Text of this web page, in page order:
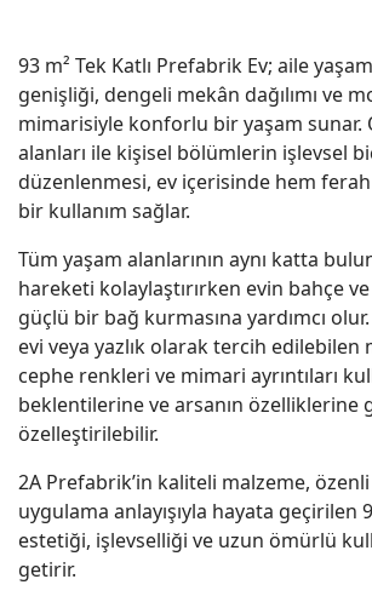
93 m² Tek Katlı Prefabrik Ev; aile
genişliği, dengeli mekân dağılımı ve
mimarisiyle konforlu bir yaşam sunar.
alanları ile kişisel bölümlerin işlevsel
düzenlenmesi, ev içerisinde hem
bir kullanım sağlar.
Tüm yaşam alanlarının aynı katta
hareketi kolaylaştırırken evin bahçe
güçlü bir bağ kurmasına yardımcı
evi veya yazlık olarak tercih edilebilen
cephe renkleri ve mimari ayrıntıları
beklentilerine ve arsanın özelliklerine
özelleştirilebilir.
2A Prefabrik’in kaliteli malzeme,
uygulama anlayışıyla hayata geçirilen
estetiği, işlevselliği ve uzun ömürlü
getirir.